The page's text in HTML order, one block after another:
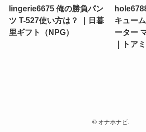
lingerie6675 俺の勝負パン
ツ T-527使い方は？ ｜日暮
里ギフト（NPG）
キュー
ーター
｜トアミ
©オナホナビ.